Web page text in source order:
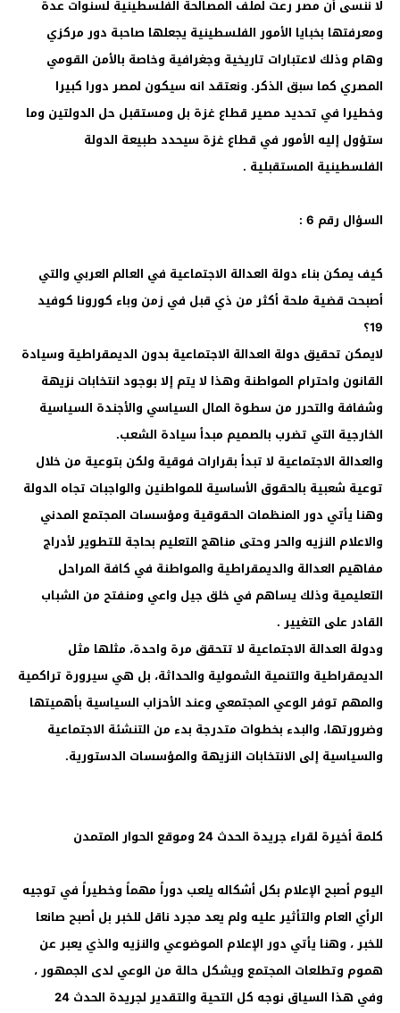
لا ننسى أن مصر رعت لملف المصالحة الفلسطينية لسنوات عدة
ومعرفتها بخبايا الأمور الفلسطينية يجعلها صاحبة دور مركزي
وهام وذلك لاعتبارات تاريخية وجغرافية وخاصة بالأمن القومي
المصري كما سبق الذكر. ونعتقد انه سيكون لمصر دورا كبيرا
وخطيرا في تحديد مصير قطاع غزة بل ومستقبل حل الدولتين وما
ستؤول إليه الأمور في قطاع غزة سيحدد طبيعة الدولة
الفلسطينية المستقبلية .
السؤال رقم 6 :
كيف يمكن بناء دولة العدالة الاجتماعية في العالم العربي والتي
أصبحت قضية ملحة أكثر من ذي قبل في زمن وباء كورونا كوفيد
19؟
لايمكن تحقيق دولة العدالة الاجتماعية بدون الديمقراطية وسيادة
القانون واحترام المواطنة وهذا لا يتم إلا بوجود انتخابات نزيهة
وشفافة والتحرر من سطوة المال السياسي والأجندة السياسية
الخارجية التي تضرب بالصميم مبدأ سيادة الشعب.
والعدالة الاجتماعية لا تبدأ بقرارات فوقية ولكن بتوعية من خلال
توعية شعبية بالحقوق الأساسية للمواطنين والواجبات تجاه الدولة
وهنا يأتي دور المنظمات الحقوقية ومؤسسات المجتمع المدني
والاعلام النزيه والحر وحتى مناهج التعليم بحاجة للتطوير لأدراج
مفاهيم العدالة والديمقراطية والمواطنة في كافة المراحل
التعليمية وذلك يساهم في خلق جيل واعي ومنفتح من الشباب
القادر على التغيير .
ودولة العدالة الاجتماعية لا تتحقق مرة واحدة، مثلها مثل
الديمقراطية والتنمية الشمولية والحداثة، بل هي سيرورة تراكمية
والمهم توفر الوعي المجتمعي وعند الأحزاب السياسية بأهميتها
وضرورتها، والبدء بخطوات متدرجة بدء من التنشئة الاجتماعية
والسياسية إلى الانتخابات النزيهة والمؤسسات الدستورية.
كلمة أخيرة لقراء جريدة الحدث 24 وموقع الحوار المتمدن
اليوم أصبح الإعلام بكل أشكاله يلعب دوراً مهماً وخطيراً في توجيه
الرأي العام والتأثير عليه ولم يعد مجرد ناقل للخبر بل أصبح صانعا
للخبر ، وهنا يأتي دور الإعلام الموضوعي والنزيه والذي يعبر عن
هموم وتطلعات المجتمع ويشكل حالة من الوعي لدى الجمهور ،
وفي هذا السياق نوجه كل التحية والتقدير لجريدة الحدث 24